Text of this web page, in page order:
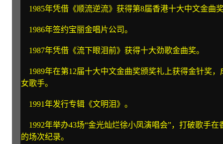
1985年凭借《顺流逆流》获得第8届香港十大中文金曲
1986年签约宝丽金唱片公司。
1987年凭借《流下眼泪前》获得十大劲歌金曲奖。
1989年在第12届十大中文金曲奖颁奖礼上获得金针奖，
女歌手。
1991年发行专辑《文明泪》。
1992年举办43场“金光灿烂徐小凤演唱会”，打破歌手在
的场次纪录。